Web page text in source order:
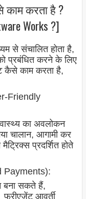
करता है ?
Works ?]
से संचालित होता है,
प्रबंधित करने के लिए
कैसे काम करता है,
Friendly
का अवलोकन
चालान, आगामी कर
प्रदर्शित होते
Payments):
बना सकते हैं,
आवर्ती